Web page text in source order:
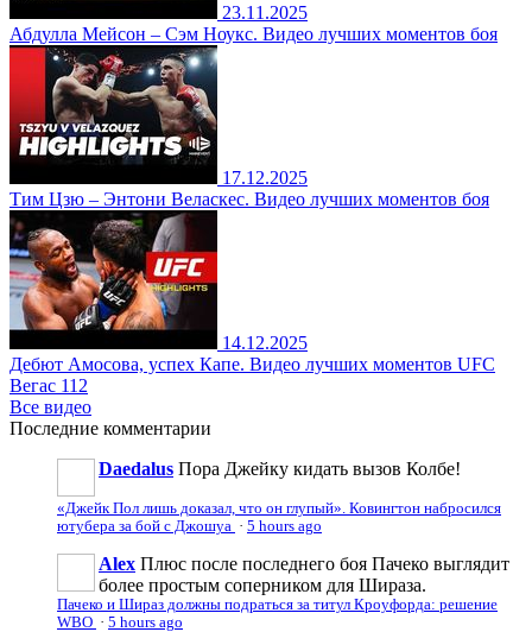
23.11.2025
Абдулла Мейсон – Сэм Ноукс. Видео лучших моментов боя
17.12.2025
Тим Цзю – Энтони Веласкес. Видео лучших моментов боя
14.12.2025
Дебют Амосова, успех Капе. Видео лучших моментов UFC
Вегас 112
Все видео
Последние комментарии
Daedalus Пора Джейку кидать вызов Колбе!
«Джейк Пол лишь доказал, что он глупый». Ковингтон набросился
ютубера за бой с Джошуа · 5 hours ago
Аlеx Плюс после последнего боя Пачеко выглядит
более простым соперником для Шираза.
Пачеко и Шираз должны подраться за титул Кроуфорда: решение
WBO · 5 hours ago